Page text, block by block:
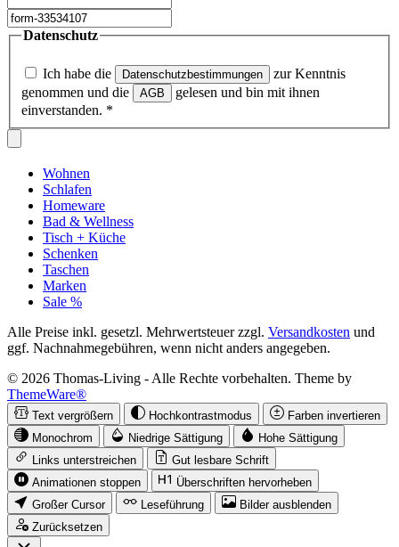
Datenschutz
Ich habe die Datenschutzbestimmungen
zur Kenntnis
genommen und die
AGB
gelesen und bin mit ihnen
einverstanden. *
Wohnen
Schlafen
Homeware
Bad & Wellness
Tisch + Küche
Schenken
Taschen
Marken
Sale %
Alle Preise inkl. gesetzl. Mehrwertsteuer zzgl. Versandkosten und
ggf. Nachnahmegebühren, wenn nicht anders angegeben.
© 2026 Thomas-Living - Alle Rechte vorbehalten. Theme by
ThemeWare®
Text vergrößern Hochkontrastmodus
Farben invertieren
Monochrom
Niedrige Sättigung
Hohe Sättigung
Links unterstreichen
Gut lesbare Schrift
Animationen stoppen
Überschriften hervorheben
Großer Cursor
Leseführung
Bilder ausblenden
Zurücksetzen